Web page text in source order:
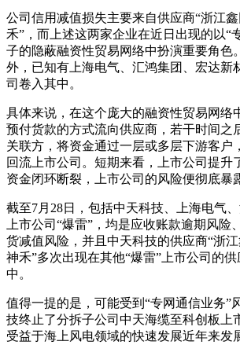
公司信用减值损失主要来自供应商“浙江
禾”，而上述这两家企业在近日出现的以“
子的隐蔽融资性贸易网络中扮演重要角色
外，已知有上海电气、汇鸿集团、宏达新
司卷入其中。
具体来说，在这个庞大的融资性贸易网络
预付货款的方式流向供应商，若干时间之
关联方，将资金通过一层或多层下游客户
回流上市公司。短期来看，上市公司提升
资金闭环断裂，上市公司的风险便彻底暴
截至7月28日，包括中天科技、上海电气
上市公司“爆雷”，均是应收账款逾期风险
货减值风险，并且中天科技的供应商“浙
神禾”多次出现在其他“爆雷”上市公司的
中。
值得一提的是，可能受到“专网通信业务”
技终止了分拆子公司中天海缆至科创板上
受益于海上风电领域的快速发展近年来发